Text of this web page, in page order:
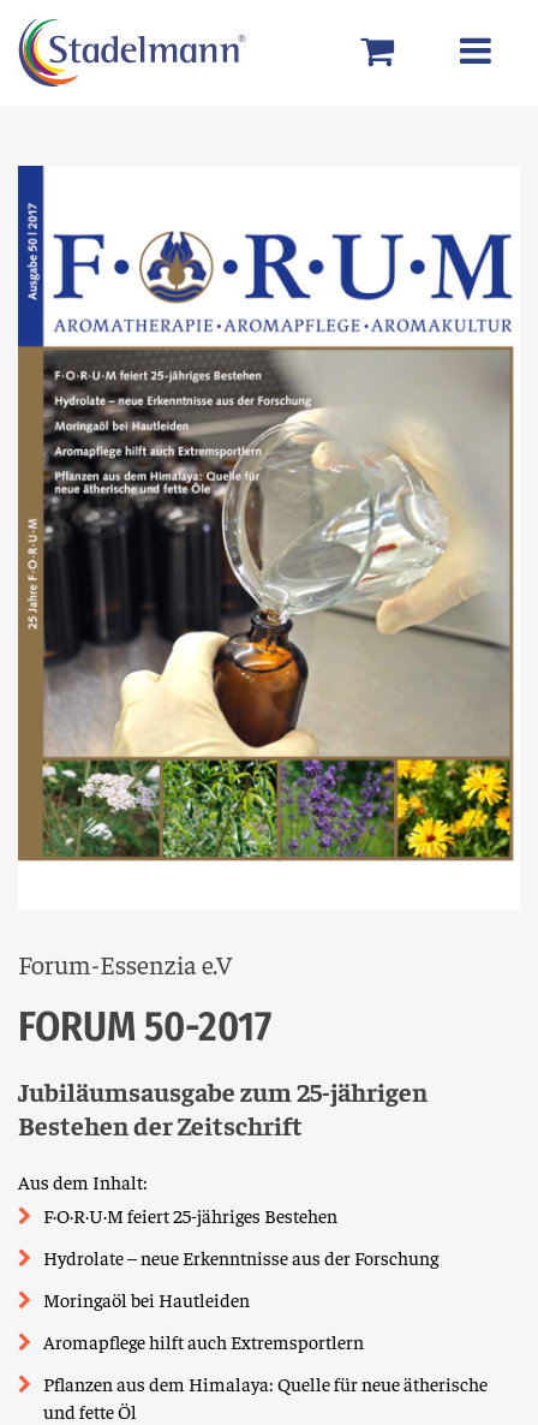
Forum-Essenzia e.V
FORUM 50-2017
Jubiläumsausgabe zum 25-jährigen
Bestehen der Zeitschrift
Aus dem Inhalt:
F·O·R·U·M feiert 25-jähriges Bestehen
Hydrolate – neue Erkenntnisse aus der Forschung
Moringaöl bei Hautleiden
Aromapflege hilft auch Extremsportlern
Pflanzen aus dem Himalaya: Quelle für neue ätherische
und fette Öl